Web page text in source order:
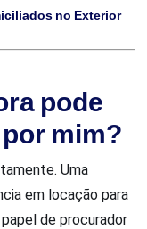
no Exterior
pode
mim?
Uma
em locação para
de procurador